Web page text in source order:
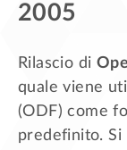
2005
Rilascio di
quale viene
(ODF) come
predefinito.